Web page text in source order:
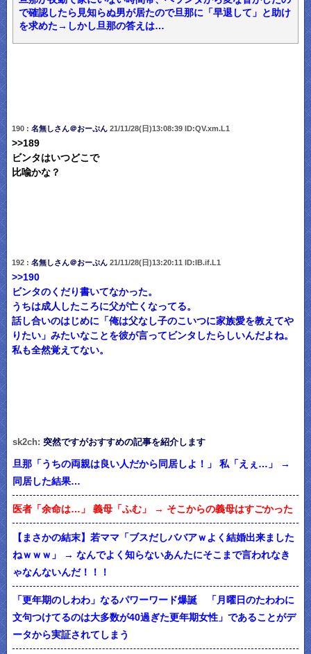
で確認したら見知らぬ男が居たので旦那に「早退して」と助け
を求めた→しかし旦那の答えは…
190 : 名無しさん＠おーぷん21/11/28(日)13:08:39 ID:QV.xm.L1
>>189
ビンタはいつどこで
比喩かな？
192 : 名無しさん＠おーぷん21/11/28(日)13:20:11 ID:IB.if.L1
>>190
ビンタのくだり書いてなかった。
うちは成人したころに父が亡くなってる。
話し合いのはじめに「俺は父なし子のこいつに家族愛を教えてや
りたい」みたいなことを彼が言ってビンタしたらしいんだよね。
私も全然覚えてない。
sk2ch: 突然ですがおすすめの記事を紹介します
旦那「うちの両親は良い人だから同居しよ！」 私「えぇ…」 →
同居した結果…
医者「余命は…」 義母「ふむ」 → そこからの義母はすごかった
【まさかの結末】若ママ「ブスだしババアｗよく結婚出来ました
ねｗｗｗ」 → なんでよく知らないあんたにそこまで言われなき
ゃなんないんだ！！！
「更年期のしわわ」なるパワーワード爆誕 「月曜日のたわわに
文句つけてるのは大多数が40過ぎた更年期女性」であることがデ
ータから実証されてしまう